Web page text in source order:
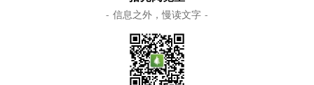
- 信息之外，慢读文字 -